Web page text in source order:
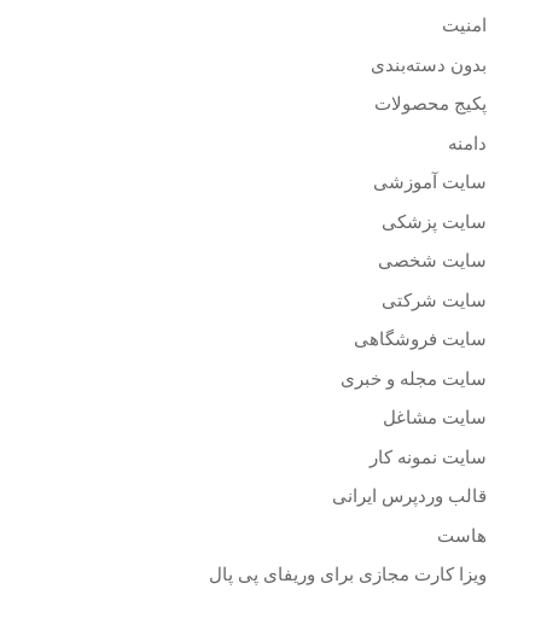
امنیت
بدون دسته‌بندی
پکیج محصولات
دامنه
سایت آموزشی
سایت پزشکی
سایت شخصی
سایت شرکتی
سایت فروشگاهی
سایت مجله و خبری
سایت مشاغل
سایت نمونه کار
قالب وردپرس ایرانی
هاست
ویزا کارت مجازی برای وریفای پی پال